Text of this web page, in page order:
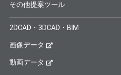
その他提案ツール
2DCAD・3DCAD・BIM
画像データ
動画データ